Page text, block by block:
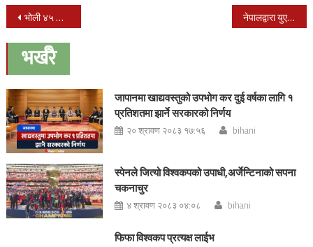
Post
navigation
भोली ४५ जिल्लामा सार्वजनीक बिदा : गाडी समेत नचल्ने नेपालद्वारा युएई (UAE) लाई २२२ रनको टार्गेट
भर्खरै
जापानमा खाद्यवस्तुको उपभोग कर दुई वर्षका लागि १
प्रतिशतमा झार्ने सरकारको निर्णय
२० श्रावण २०८३ १७:५६ bihani
स्पेनले जित्यो विश्वकपको उपाधी,अर्जेन्टिनाको सपना
चकनाचुर
४ श्रावण २०८३ ०४:०८ bihani
फिफा विश्वकप प्रत्यक्ष लाईभ